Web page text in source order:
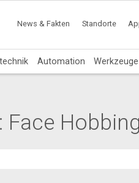
News & Fakten Standorte
Automation Werkzeuge
Face